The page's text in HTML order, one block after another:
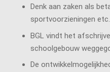
Denk aan zaken als
sportvoorzieningen etc.
BGL vindt het
schoolgebouw
De